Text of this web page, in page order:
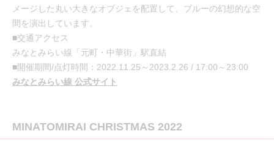
メージした丸い大きなオブジェを配置して、ブルーの幻想的な空
間を演出しています。
■交通アクセス
みなとみらい線「元町・中華街」駅直結
■開催期間/点灯時間：2022.11.25～2023.2.26 / 17:00～23:00
みなとみらい線 公式サイト
MINATOMIRAI CHRISTMAS 2022